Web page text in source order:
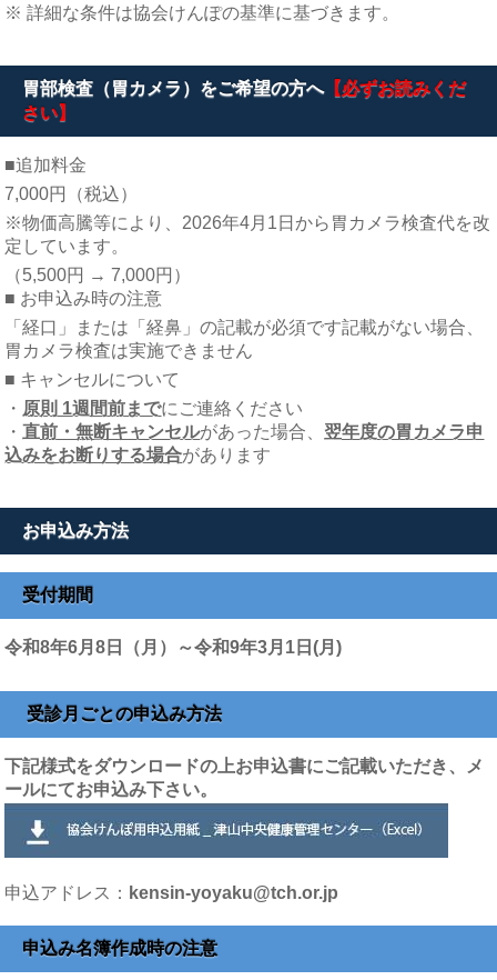
※ 詳細な条件は協会けんぽの基準に基づきます。
胃部検査（胃カメラ）をご希望の方へ【必ずお読みくだ
さい】
■追加料金
7,000円（税込）
※物価高騰等により、2026年4月1日から胃カメラ検査代を改
定しています。
（5,500円 → 7,000円）
■ お申込み時の注意
「経口」または「経鼻」の記載が必須です記載がない場合、
胃カメラ検査は実施できません
■ キャンセルについて
・ 原則 1週間前までにご連絡ください
・直前・無断キャンセルがあった場合、 翌年度の胃カメラ申
込みをお断りする場合があります
お申込み方法
受付期間
令和8年6月8日（月）～令和9年3月1日(月)
受診月ごとの申込み方法
下記様式をダウンロードの上お申込書にご記載いただき、メ
ールにてお申込み下さい。
申込アドレス： kensin-yoyaku@tch.or.jp
申込み名簿作成時の注意